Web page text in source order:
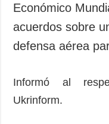
Económico
acuerdos sobre
defensa aérea
Informó al
Ukrinform.